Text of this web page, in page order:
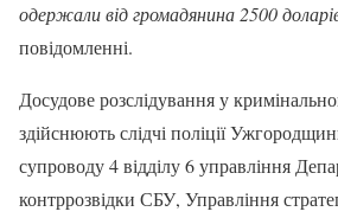
одержали від громадянина 2500
повідомленні.
Досудове розслідування у
здійснюють слідчі поліції
супроводу 4 відділу 6 управління
контррозвідки СБУ, Управління